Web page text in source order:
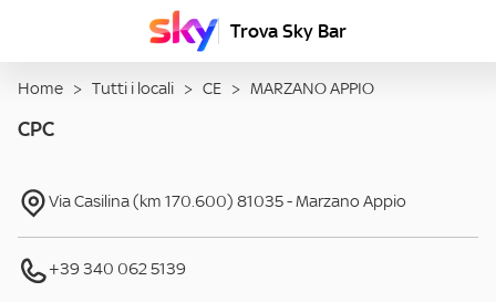
Trova Sky Bar
Home > Tutti i locali > CE > MARZANO APPIO
CPC
Via Casilina (km 170.600) 81035-Marzano Appio
+39 340 062 5139